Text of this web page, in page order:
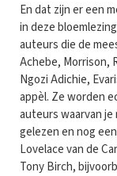
En dat zijn er een
in deze
auteurs die de
Achebe, Morrison,
Ngozi Adichie,
appèl. Ze worden
auteurs waarvan je
gelezen en nog
Lovelace van de
Tony Birch,